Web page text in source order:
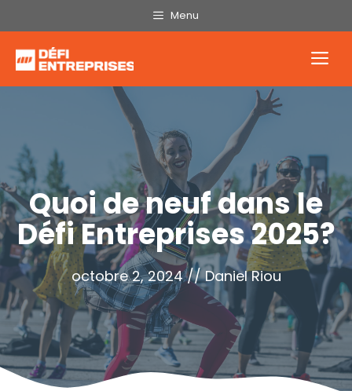
au
contenu
Menu
Quoi de neuf dans le
Défi Entreprises 2025?
octobre 2, 2024 // Daniel Riou